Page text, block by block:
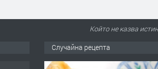
Който не казва
Случайна рецепта